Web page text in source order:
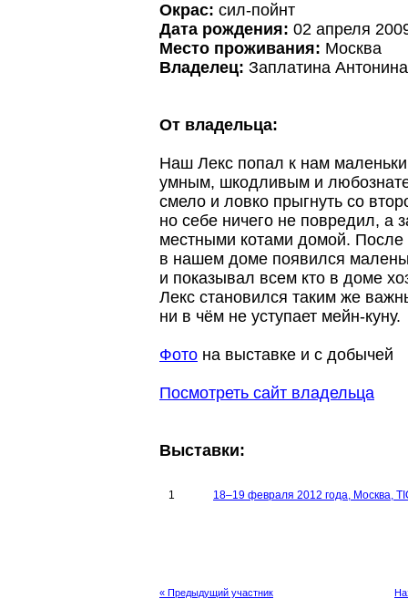
Окрас: сил-пойнт
Дата рождения: 02 апреля
Место проживания: Москва
Владелец: Заплатина Антонина
От владельца:
Наш Лекс попал к нам
умным, шкодливым и
смело и ловко прыгнуть со
но себе ничего не повредил, а
местными котами домой. После
в нашем доме появился
и показывал всем кто в доме
Лекс становился таким же
ни в чём не уступает мейн-куну.
Фото на выставке и с добычей
Посмотреть сайт владельца
Выставки:
1 18–19 февраля 2012 года, Москва,
« Предыдущий участник